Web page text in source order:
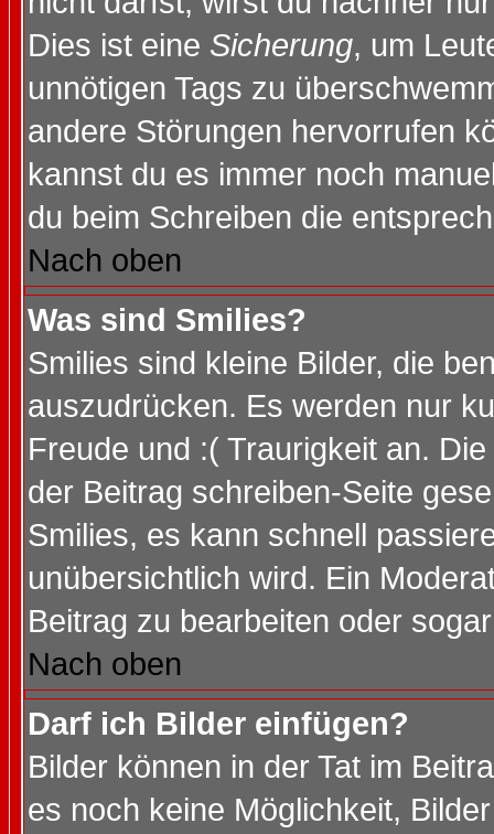
Dies ist eine Sicherung, um
unnötigen Tags zu
andere Störungen hervorrufen
kannst du es immer noch
du beim Schreiben die
Nach oben
Was sind Smilies?
Smilies sind kleine Bilder, die
auszudrücken. Es werden nur
Freude und :( Traurigkeit an.
der Beitrag schreiben-Seite
Smilies, es kann schnell
unübersichtlich wird. Ein
Beitrag zu bearbeiten oder
Nach oben
Darf ich Bilder einfügen?
Bilder können in der Tat im
es noch keine Möglichkeit,